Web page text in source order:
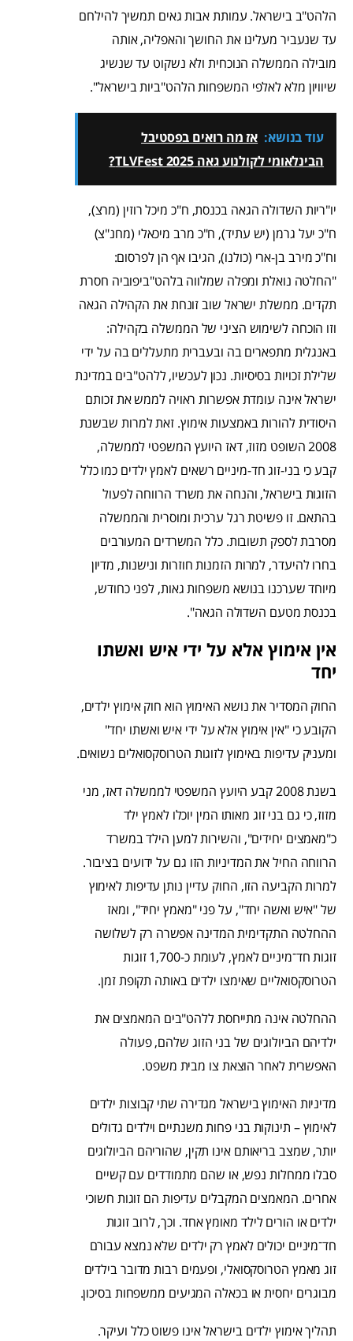
הלהט"ב בישראל. עמותת אבות גאים תמשיך להילחם
עד שנעביר מעלינו את החושך והאפליה, אותה
מובילה הממשלה הנוכחית ולא נשקוט עד שנשיג
שיוויון מלא לאלפי המשפחות הלהט"ביות בישראל".
עוד בנושא: אז מה רואים בפסטיבל
הבינלאומי לקולנוע גאה TLVFest 2025?
יו"ריות השדולה הגאה בכנסת, ח"כ מיכל רוזין (מרצ),
ח"כ יעל גרמן (יש עתיד), ח"כ מרב מיכאלי (מחנ"צ)
וח"כ מירב בן-ארי (כולנו), הגיבו אף הן לפרסום:
‏"החלטה נואלת ומפלה שמלווה בלהט"ביפוביה חסרת
תקדים. ממשלת ישראל שוב זונחת את הקהילה הגאה
וזו הוכחה לשימוש הציני של הממשלה בקהילה:
באנגלית מתפארים בה ובעברית מתעללים בה על ידי
שלילת זכויות בסיסיות. נכון לעכשיו, ללהט"בים במדינת
ישראל אינה עומדת אפשרות ראויה לממש את זכותם
היסודית להורות באמצעות אימוץ. זאת למרות שבשנת
2008 השופט מזוז, דאז היועץ המשפטי לממשלה,
קבע כי בני-זוג חד-מיניים רשאים לאמץ ילדים כמו כלל
הזוגות בישראל, והנחה את משרד הרווחה לפעול
בהתאם. זו פשיטת רגל ערכית ומוסרית והממשלה
מסרבת לספק תשובות. כלל המשרדים המעורבים
בחרו להיעדר, למרות הזמנות חוזרות ונישנות, מדיון
מיוחד שערכנו בנושא משפחות גאות, לפני כחודש,
בכנסת מטעם השדולה הגאה".
אין אימוץ אלא על ידי איש ואשתו
יחד
החוק המסדיר את נושא האימוץ הוא חוק אימוץ ילדים,
הקובע כי "אין אימוץ אלא על ידי איש ואשתו יחד"
ומעניק עדיפות באימוץ לזוגות הטרוסקסואלים נשואים.
בשנת 2008 קבע היועץ המשפטי לממשלה דאז, מני
מזוז, כי גם בני זוג מאותו המין יוכלו לאמץ ילד
כ"מאמצים יחידים", והשירות למען הילד במשרד
הרווחה החיל את המדיניות הזו גם על ידועים בציבור.
למרות הקביעה הזו, החוק עדיין נותן עדיפות לאימוץ
של "איש ואשה יחד", על פני "מאמץ יחיד", ומאז
ההחלטה התקדימית המדינה אפשרה רק לשלושה
זוגות חד־מיניים
לאמץ, לעומת כ-1,700 זוגות
הטרוסקסואליים שאימצו ילדים באותה תקופת זמן.
ההחלטה אינה מתייחסת ללהט"בים המאמצים את
ילדיהם הביולוגים של בני הזוג שלהם, פעולה
האפשרית לאחר הוצאת צו מבית משפט.
מדיניות האימוץ בישראל מגדירה שתי קבוצות ילדים
לאימוץ – תינוקות בני פחות משנתיים וילדים גדולים
יותר, שמצב בריאותם אינו תקין, שהוריהם הביולוגים
סבלו ממחלות נפש, או שהם מתמודדים עם קשיים
אחרים. המאמצים המקבלים עדיפות הם זוגות חשוכי
ילדים או הורים לילד מאומץ אחד. וכך, לרוב זוגות
חד־מיניים יכולים לאמץ רק ילדים שלא נמצא עבורם
זוג מאמץ הטרוסקסואלי, ופעמים רבות מדובר בילדים
מבוגרים יחסית או בכאלה המגיעים ממשפחות בסיכון.
תהליך אימוץ ילדים בישראל אינו פשוט כלל ועיקר.